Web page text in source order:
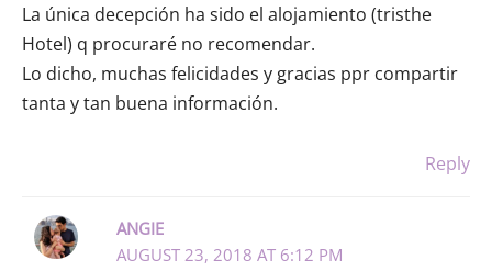
La única decepción ha sido el alojamiento (tristhe
Hotel) q procuraré no recomendar.
Lo dicho, muchas felicidades y gracias ppr compartir
tanta y tan buena información.
Reply
ANGIE
AUGUST 23, 2018 AT 6:12 PM